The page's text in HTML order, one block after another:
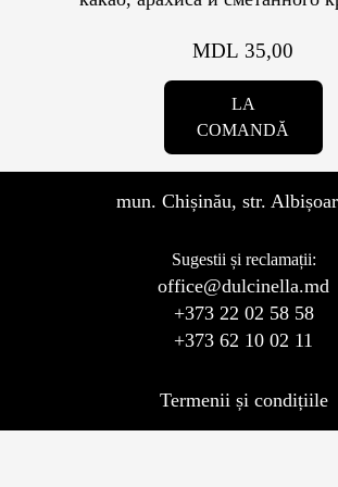
Кэнди Бар
Калачи
Круассаны и маффины
MDL 35,00
LA
COMANDĂ
mun. Chișinău, str.
Sugestii și reclamații:
office@dulcinella.md
+373 22 02 58 58
+373 62 10 02 11
Termenii și condițiile